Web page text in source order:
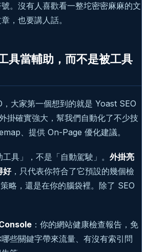
。沒有人喜歡看一整坨密密麻麻的文
，也要講人話。
具當輔助，而不是被工具
大家第一個想到的就是 Yoast SEO
掛確實強大，幫我們自動化了不少技
、提供 On-Page 優化建議。
具」，不是「自動駕駛」。 外掛亮
好，只代表你符合了它預設的幾個檢
略，還是在你的腦袋裡。除了 SEO
：你的網站健康檢查報告，免
些關鍵字帶來流量、有沒有索引問